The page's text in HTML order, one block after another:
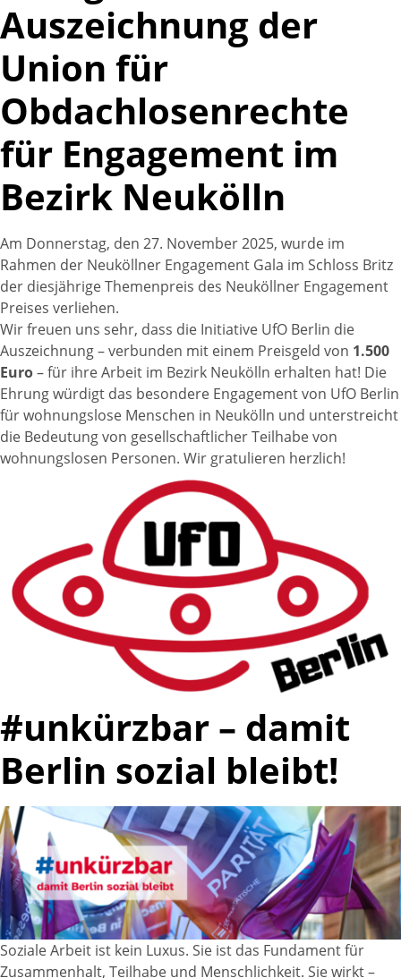
Auszeichnung der
Union für
Obdachlosenrechte
für Engagement im
Bezirk Neukölln
Am Donnerstag, den 27. November 2025, wurde im
Rahmen der Neuköllner Engagement Gala im Schloss Britz
der diesjährige Themenpreis des Neuköllner Engagement
Preises verliehen.
Wir freuen uns sehr, dass die Initiative UfO Berlin die
Auszeichnung – verbunden mit einem Preisgeld von 1.500
Euro– für ihre Arbeit im Bezirk Neukölln erhalten hat! Die
Ehrung würdigt das besondere Engagement von UfO Berlin
für wohnungslose Menschen in Neukölln und unterstreicht
die Bedeutung von gesellschaftlicher Teilhabe von
wohnungslosen Personen. Wir gratulieren herzlich!
#unkürzbar – damit
Berlin sozial bleibt!
Soziale Arbeit ist kein Luxus. Sie ist das Fundament für
Zusammenhalt, Teilhabe und Menschlichkeit. Sie wirkt –